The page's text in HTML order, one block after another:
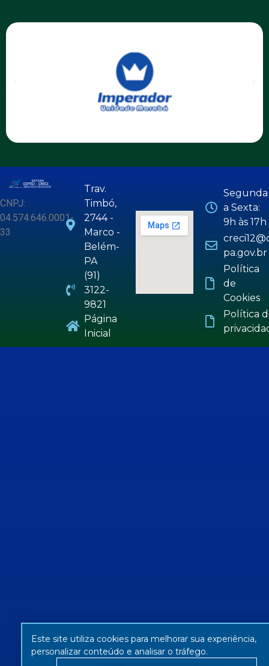
CNPJ:
04.574.646.0001-
33
Trav.
Timbó,
2744 -
Marco -
Belém-
PA
(91)
3122-
9821
Página
Inicial
Segunda
a Sexta:
9h às 17h
pa.gov.br
Política
de
Cookies
Política
Este site utiliza cookies para melhorar sua experiência,
personalizar conteúdo e analisar o tráfego.